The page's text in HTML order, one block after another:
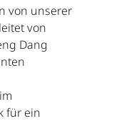
von unserer
von
Dang
für ein